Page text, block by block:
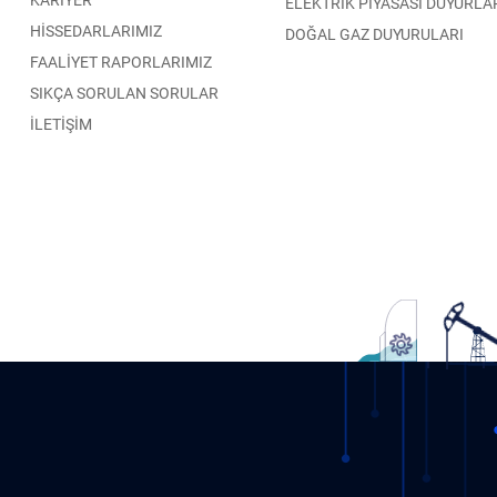
HİSSEDARLARIMIZ
FAALİYET RAPORLARIMIZ
SIKÇA SORULAN SORULAR
İLETİŞİM
DOĞAL GAZ DUYURULARI